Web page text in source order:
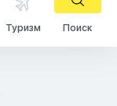
Туризм Поиск